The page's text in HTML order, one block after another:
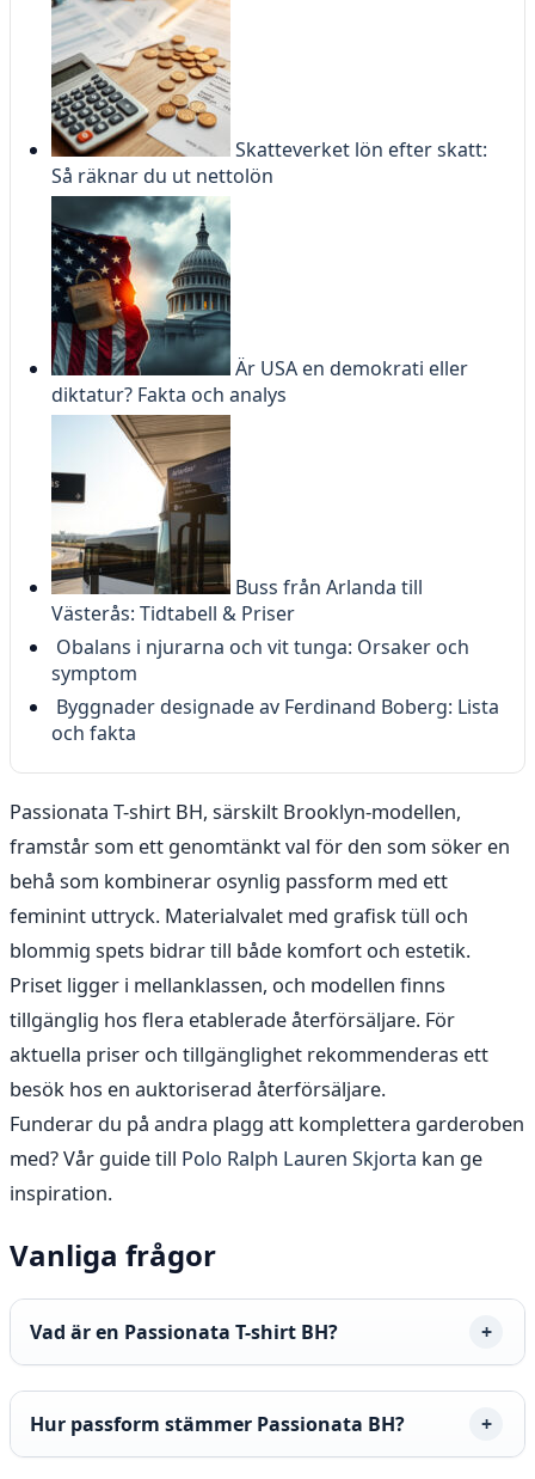
Skatteverket lön efter skatt:
Så räknar du ut nettolön
Är USA en demokrati eller
diktatur? Fakta och analys
Buss från Arlanda till
Västerås: Tidtabell & Priser
Obalans i njurarna och vit tunga: Orsaker och
symptom
Byggnader designade av Ferdinand Boberg: Lista
och fakta
Passionata T-shirt BH, särskilt Brooklyn-modellen,
framstår som ett genomtänkt val för den som söker en
behå som kombinerar osynlig passform med ett
feminint uttryck. Materialvalet med grafisk tüll och
blommig spets bidrar till både komfort och estetik.
Priset ligger i mellanklassen, och modellen finns
tillgänglig hos flera etablerade återförsäljare. För
aktuella priser och tillgänglighet rekommenderas ett
besök hos en auktoriserad återförsäljare.
Funderar du på andra plagg att komplettera garderoben
med? Vår guide till Polo Ralph Lauren Skjorta kan ge
inspiration.
Vanliga frågor
Vad är en Passionata T-shirt BH?
Hur passform stämmer Passionata BH?